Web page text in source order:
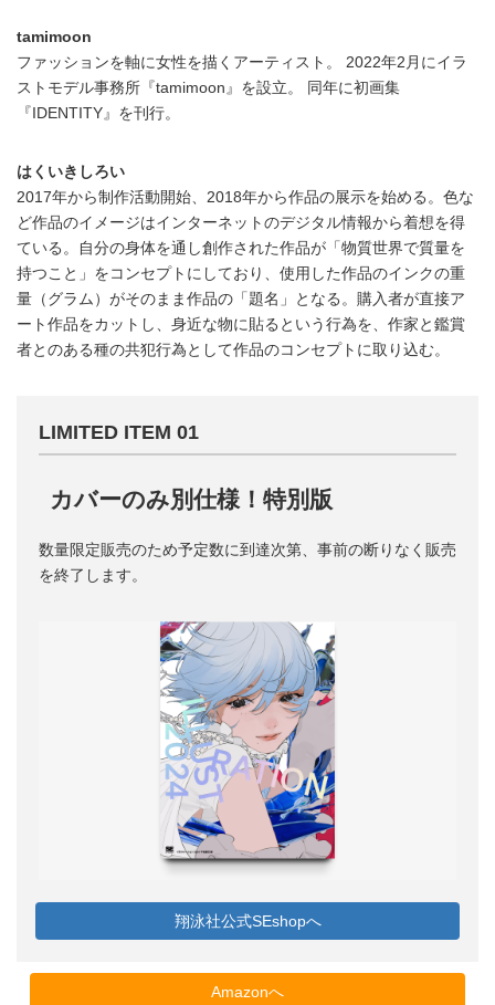
tamimoon
ファッションを軸に女性を描くアーティスト。 2022年2月にイラ
ストモデル事務所『tamimoon』を設立。 同年に初画集
『IDENTITY』を刊行。
はくいきしろい
2017年から制作活動開始、2018年から作品の展示を始める。色な
ど作品のイメージはインターネットのデジタル情報から着想を得
ている。自分の身体を通し創作された作品が「物質世界で質量を
持つこと」をコンセプトにしており、使用した作品のインクの重
量（グラム）がそのまま作品の「題名」となる。購入者が直接ア
ート作品をカットし、身近な物に貼るという行為を、作家と鑑賞
者とのある種の共犯行為として作品のコンセプトに取り込む。
LIMITED ITEM 01
カバーのみ別仕様！特別版
数量限定販売のため予定数に到達次第、事前の断りなく販売
を終了します。
翔泳社公式SEshopへ
Amazonへ